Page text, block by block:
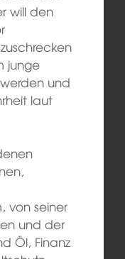
will den
junge
und
laut
von seiner
und der
Öl, Finanz